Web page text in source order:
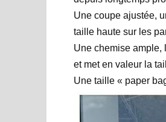
Une coupe ajustée,
taille haute sur les
Une chemise ample,
et met en valeur la
Une taille « paper